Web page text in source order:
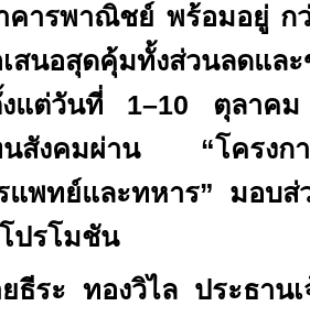
คารพาณิชย์ พร้อมอยู่ ก
สนอสุดคุ้มทั้งส่วนลดแ
แต่วันที่ 1–10 ตุลาค
สังคมผ่าน “โครงกา
แพทย์และทหาร” มอบ
ปรโมชัน
ธีระ ทองวิไล ประธาน